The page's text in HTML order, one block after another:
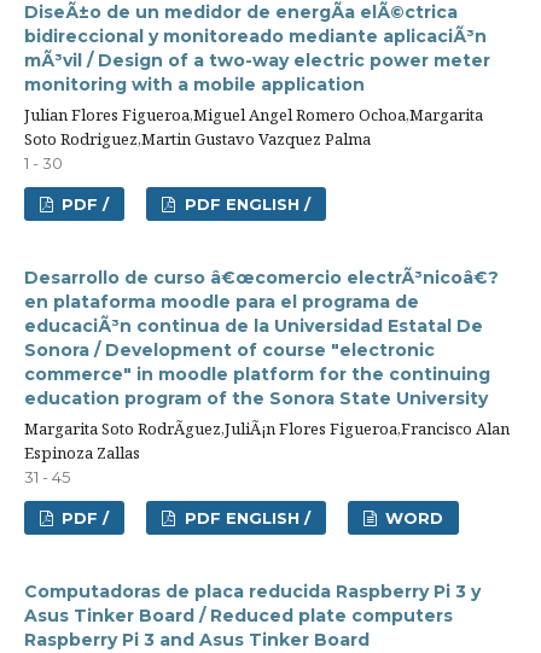
DiseÃ±o de un medidor de energÃ­a elÃ©ctrica
bidireccional y monitoreado mediante aplicaciÃ³n
mÃ³vil / Design of a two-way electric power meter
monitoring with a mobile application
Julian Flores Figueroa,Miguel Angel Romero Ochoa,Margarita
Soto Rodriguez,Martin Gustavo Vazquez Palma
1 - 30
PDF / PDF ENGLISH /
Desarrollo de curso â€œcomercio electrÃ³nicoâ€?
en plataforma moodle para el programa de
educaciÃ³n continua de la Universidad Estatal De
Sonora / Development of course "electronic
commerce" in moodle platform for the continuing
education program of the Sonora State University
Margarita Soto RodrÃ­guez,JuliÃ¡n Flores Figueroa,Francisco Alan
Espinoza Zallas
31 - 45
PDF / PDF ENGLISH / WORD
Computadoras de placa reducida Raspberry Pi 3 y
Asus Tinker Board / Reduced plate computers
Raspberry Pi 3 and Asus Tinker Board